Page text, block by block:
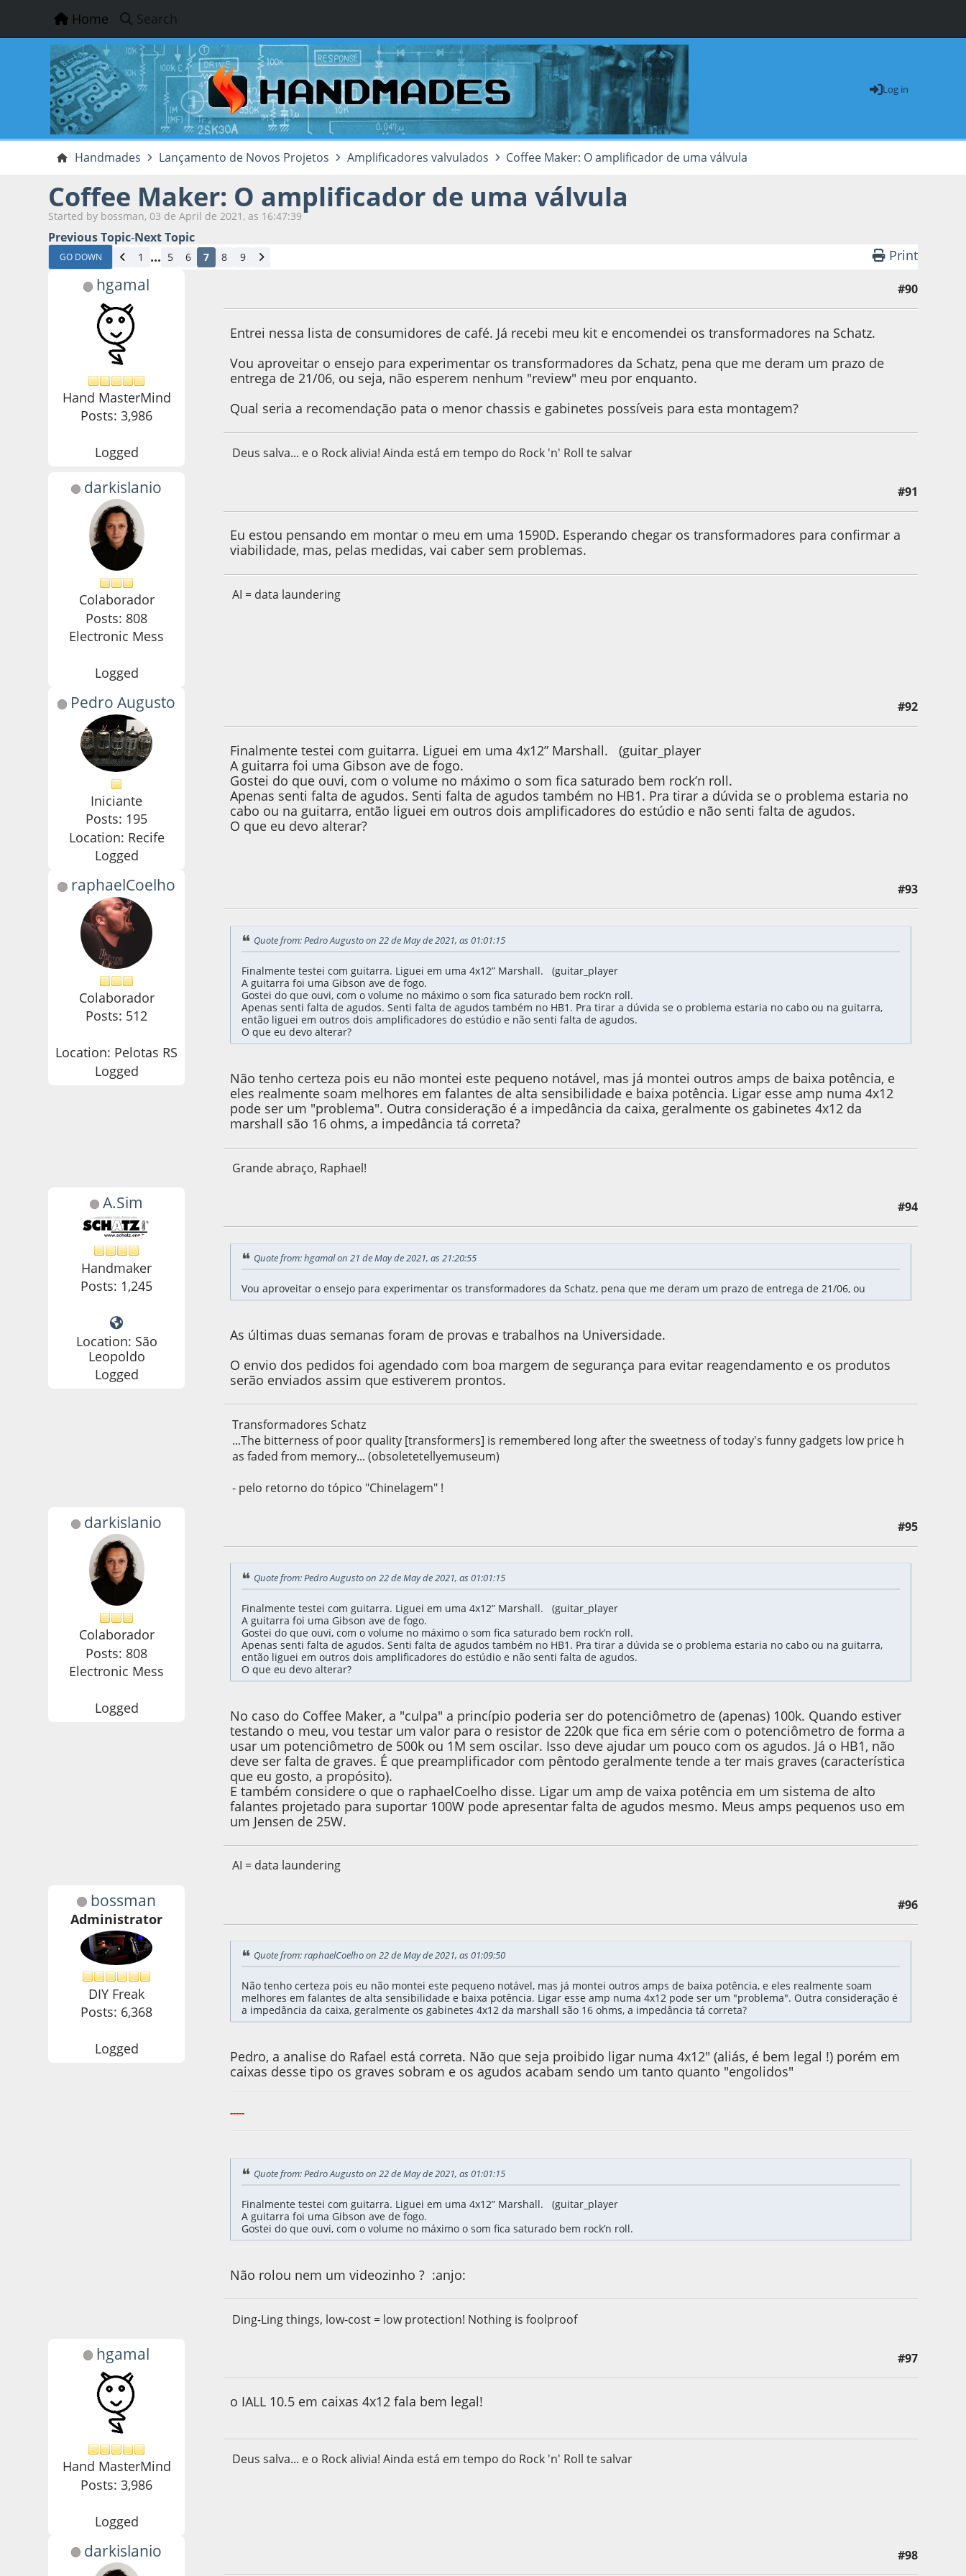
Home Search
Log in
Handmades Lançamento de Novos Projetos Amplificadores valvulados Coffee Maker: O amplificador de uma válvula
Coffee Maker: O amplificador de uma válvula
Started by bossman, 03 de April de 2021, as 16:47:39
Previous Topic-Next Topic
GO DOWN 1 ... 5 6 7 8 9 Print
hgamal
Hand MasterMind
Posts: 3,986
Logged
#90
Entrei nessa lista de consumidores de café. Já recebi meu kit e encomendei os transformadores na Schatz.
Vou aproveitar o ensejo para experimentar os transformadores da Schatz, pena que me deram um prazo de
entrega de 21/06, ou seja, não esperem nenhum "review" meu por enquanto.
Qual seria a recomendação pata o menor chassis e gabinetes possíveis para esta montagem?
Deus salva... e o Rock alivia! Ainda está em tempo do Rock 'n' Roll te salvar
darkislanio
Colaborador
Posts: 808
Electronic Mess
Logged
#91
Eu estou pensando em montar o meu em uma 1590D. Esperando chegar os transformadores para confirmar a
viabilidade, mas, pelas medidas, vai caber sem problemas.
AI = data laundering
Pedro Augusto
Iniciante
Posts: 195
Location: Recife
Logged
#92
Finalmente testei com guitarra. Liguei em uma 4x12” Marshall. (guitar_player
A guitarra foi uma Gibson ave de fogo.
Gostei do que ouvi, com o volume no máximo o som fica saturado bem rock’n roll.
Apenas senti falta de agudos. Senti falta de agudos também no HB1. Pra tirar a dúvida se o problema estaria no
cabo ou na guitarra, então liguei em outros dois amplificadores do estúdio e não senti falta de agudos.
O que eu devo alterar?
raphaelCoelho
Colaborador
Posts: 512
Location: Pelotas RS
Logged
#93
Quote from: Pedro Augusto on 22 de May de 2021, as 01:01:15
Finalmente testei com guitarra. Liguei em uma 4x12” Marshall. (guitar_player
A guitarra foi uma Gibson ave de fogo.
Gostei do que ouvi, com o volume no máximo o som fica saturado bem rock’n roll.
Apenas senti falta de agudos. Senti falta de agudos também no HB1. Pra tirar a dúvida se o problema estaria no cabo ou na guitarra,
então liguei em outros dois amplificadores do estúdio e não senti falta de agudos.
O que eu devo alterar?
Não tenho certeza pois eu não montei este pequeno notável, mas já montei outros amps de baixa potência, e
eles realmente soam melhores em falantes de alta sensibilidade e baixa potência. Ligar esse amp numa 4x12
pode ser um "problema". Outra consideração é a impedância da caixa, geralmente os gabinetes 4x12 da
marshall são 16 ohms, a impedância tá correta?
Grande abraço, Raphael!
A.Sim
Handmaker
Posts: 1,245
Location: São
Leopoldo
Logged
#94
Quote from: hgamal on 21 de May de 2021, as 21:20:55
Vou aproveitar o ensejo para experimentar os transformadores da Schatz, pena que me deram um prazo de entrega de 21/06, ou
As últimas duas semanas foram de provas e trabalhos na Universidade.
O envio dos pedidos foi agendado com boa margem de segurança para evitar reagendamento e os produtos
serão enviados assim que estiverem prontos.
Transformadores Schatz
...The bitterness of poor quality [transformers] is remembered long after the sweetness of today's funny gadgets low price h
as faded from memory... (obsoletetellyemuseum)
- pelo retorno do tópico "Chinelagem" !
darkislanio
Colaborador
Posts: 808
Electronic Mess
Logged
#95
Quote from: Pedro Augusto on 22 de May de 2021, as 01:01:15
Finalmente testei com guitarra. Liguei em uma 4x12” Marshall. (guitar_player
A guitarra foi uma Gibson ave de fogo.
Gostei do que ouvi, com o volume no máximo o som fica saturado bem rock’n roll.
Apenas senti falta de agudos. Senti falta de agudos também no HB1. Pra tirar a dúvida se o problema estaria no cabo ou na guitarra,
então liguei em outros dois amplificadores do estúdio e não senti falta de agudos.
O que eu devo alterar?
No caso do Coffee Maker, a "culpa" a princípio poderia ser do potenciômetro de (apenas) 100k. Quando estiver
testando o meu, vou testar um valor para o resistor de 220k que fica em série com o potenciômetro de forma a
usar um potenciômetro de 500k ou 1M sem oscilar. Isso deve ajudar um pouco com os agudos. Já o HB1, não
deve ser falta de graves. É que preamplificador com pêntodo geralmente tende a ter mais graves (característica
que eu gosto, a propósito).
E também considere o que o raphaelCoelho disse. Ligar um amp de vaixa potência em um sistema de alto
falantes projetado para suportar 100W pode apresentar falta de agudos mesmo. Meus amps pequenos uso em
um Jensen de 25W.
AI = data laundering
bossman
Administrator
DIY Freak
Posts: 6,368
Logged
#96
Quote from: raphaelCoelho on 22 de May de 2021, as 01:09:50
Não tenho certeza pois eu não montei este pequeno notável, mas já montei outros amps de baixa potência, e eles realmente soam
melhores em falantes de alta sensibilidade e baixa potência. Ligar esse amp numa 4x12 pode ser um "problema". Outra consideração é
a impedância da caixa, geralmente os gabinetes 4x12 da marshall são 16 ohms, a impedância tá correta?
Pedro, a analise do Rafael está correta. Não que seja proibido ligar numa 4x12" (aliás, é bem legal !) porém em
caixas desse tipo os graves sobram e os agudos acabam sendo um tanto quanto "engolidos"
-----
Quote from: Pedro Augusto on 22 de May de 2021, as 01:01:15
Finalmente testei com guitarra. Liguei em uma 4x12” Marshall. (guitar_player
A guitarra foi uma Gibson ave de fogo.
Gostei do que ouvi, com o volume no máximo o som fica saturado bem rock’n roll.
Não rolou nem um videozinho ? :anjo:
Ding-Ling things, low-cost = low protection! Nothing is foolproof
hgamal
Hand MasterMind
Posts: 3,986
Logged
#97
o IALL 10.5 em caixas 4x12 fala bem legal!
Deus salva... e o Rock alivia! Ainda está em tempo do Rock 'n' Roll te salvar
darkislanio #98